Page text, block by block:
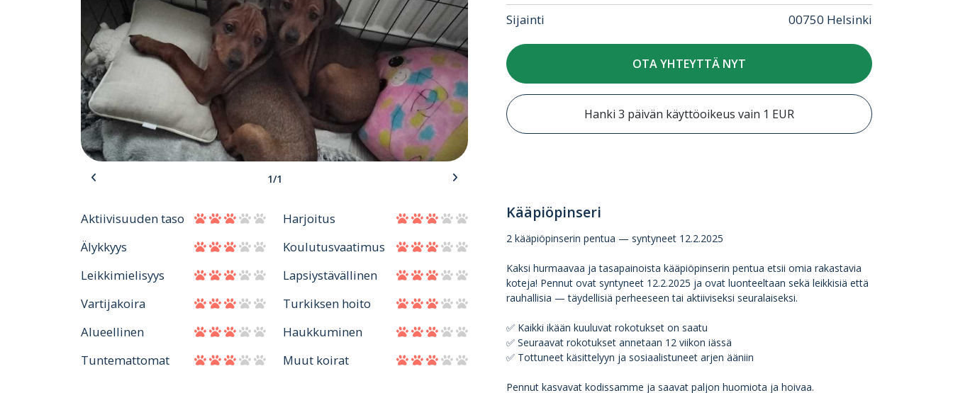
1/1
Sijainti
00750 Helsinki
OTA YHTEYTTÄ NYT
Hanki 3 päivän käyttöoikeus vain 1 EUR
Aktiivisuuden taso
Harjoitus
Älykkyys
Koulutusvaatimus
Leikkimielisyys
Lapsiystävällinen
Vartijakoira
Turkiksen hoito
Alueellinen
Haukkuminen
Tuntemattomat
Muut koirat
Kääpiöpinseri
2 kääpiöpinserin pentua — syntyneet 12.2.2025
Kaksi hurmaavaa ja tasapainoista kääpiöpinserin pentua etsii omia rakastavia
koteja! Pennut ovat syntyneet 12.2.2025 ja ovat luonteeltaan sekä leikkisiä että
rauhallisia — täydellisiä perheeseen tai aktiiviseksi seuralaiseksi.
✅ Kaikki ikään kuuluvat rokotukset on saatu
✅ Seuraavat rokotukset annetaan 12 viikon iässä
✅ Tottuneet käsittelyyn ja sosiaalistuneet arjen ääniin
Pennut kasvavat kodissamme ja saavat paljon huomiota ja hoivaa.